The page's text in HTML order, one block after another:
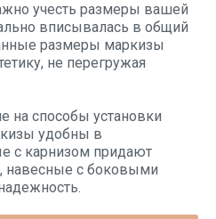
учесть размеры вашей
вписывалась в общий
размеры маркизы
не перегружая
на способы установки
удобны в
с карнизом придают
навесные с боковыми